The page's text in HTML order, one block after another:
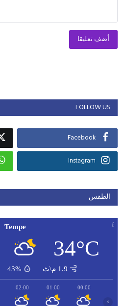
أضف تعليقا
FOLLOW US
Facebook
Instagram
الطقس
Tempe
34°C
1.9 م\ث 43%
00:00
01:00
02:00
›